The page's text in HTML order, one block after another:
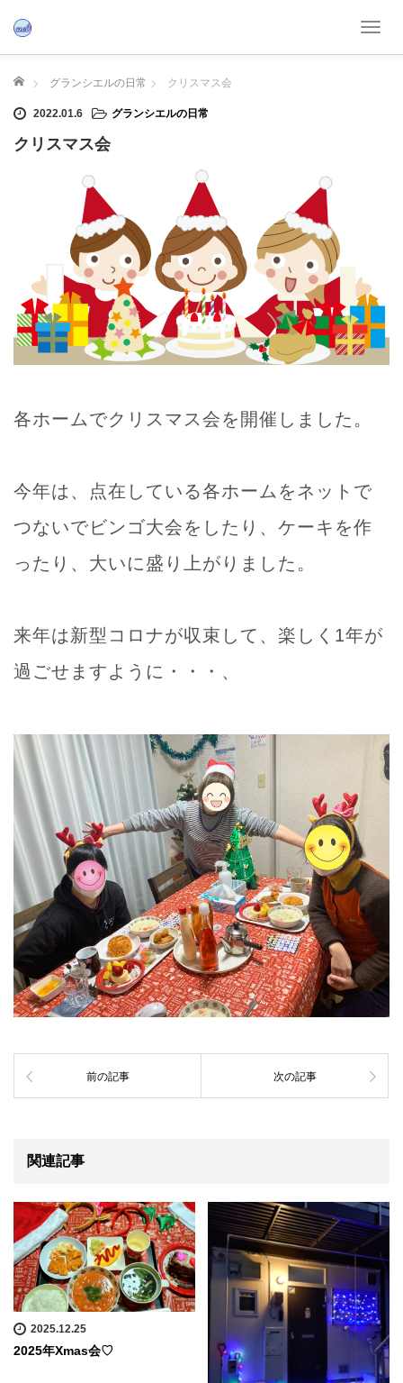
T
i
o
n
ホーム グランシエルの日常 クリスマス会
2022.01.6 グランシエルの日常
クリスマス会
各ホームでクリスマス会を開催しました。
今年は、点在している各ホームをネットで
つないでビンゴ大会をしたり、ケーキを作
ったり、大いに盛り上がりました。
来年は新型コロナが収束して、楽しく1年が
過ごせますように・・・、
前の記事 次の記事
関連記事
2025.12.25
2025年Xmas会♡